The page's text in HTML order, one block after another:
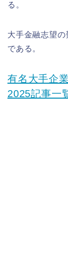
る。
大手金融志望
である。
有名大手企
2025記事一